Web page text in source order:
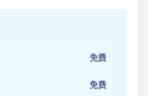
免费
免费